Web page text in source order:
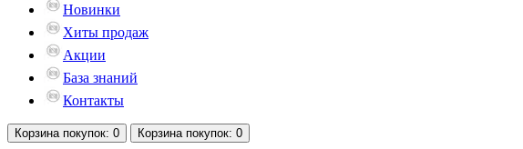
Новинки
Хиты продаж
Акции
База знаний
Контакты
Корзина покупок: 0 Корзина покупок: 0